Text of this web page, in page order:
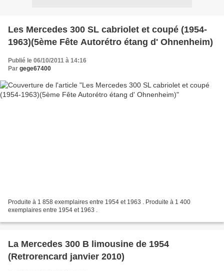
Les Mercedes 300 SL cabriolet et coupé (1954-
1963)(5ème Fête Autorétro étang d' Ohnenheim)
Publié le 06/10/2011 à 14:16
Par gege67400
Produite à 1 858 exemplaires entre 1954 et 1963 . Produite à 1 400
exemplaires entre 1954 et 1963 .
La Mercedes 300 B limousine de 1954
(Retrorencard janvier 2010)